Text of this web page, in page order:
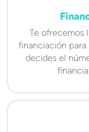
Te ofrecemos
financiación
decides el